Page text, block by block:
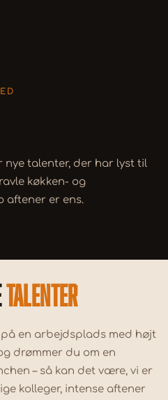
talenter, der har lyst til
køkken- og
aftener er ens.
TALENTER
en arbejdsplads med højt
drømmer du om en
– så kan det være, vi er
kolleger, intense aftener